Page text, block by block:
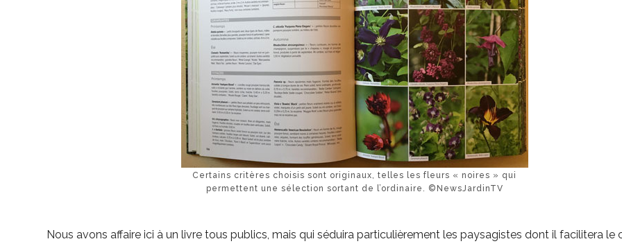
Certains critères choisis sont originaux, telles les fleurs « noires » qui
permettent une sélection sortant de l’ordinaire. ©NewsJardinTV
Nous avons affaire ici à un livre tous publics, mais qui séduira particulièrement les paysagistes dont il facilitera le